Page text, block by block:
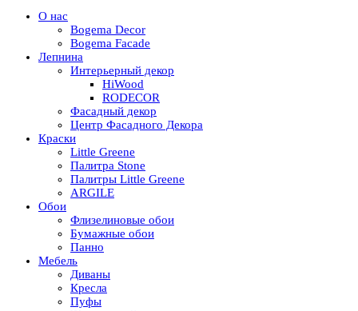
О нас
Bogema Decor
Bogema Facade
Лепнина
Интерьерный декор
HiWood
RODECOR
Фасадный декор
Центр Фасадного Декора
Краски
Little Greene
Палитра Stone
Палитры Little Greene
ARGILE
Обои
Флизелиновые обои
Бумажные обои
Панно
Мебель
Диваны
Кресла
Пуфы